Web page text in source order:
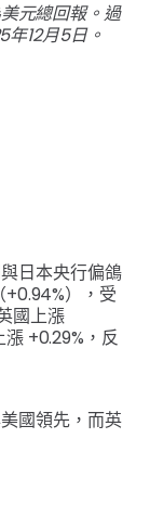
元總回報。過
12月5日。
日本央行偏鴿
），受
國上漲
+0.29%，反
國領先，而英